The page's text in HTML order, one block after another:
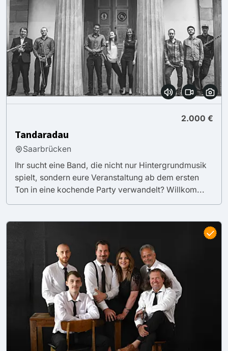
2.000 €
Tandaradau
Saarbrücken
Ihr sucht eine Band, die nicht nur Hintergrundmusik
spielt, sondern eure Veranstaltung ab dem ersten
Ton in eine kochende Party verwandelt? Willkom...